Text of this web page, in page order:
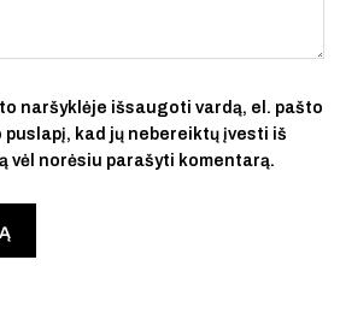
naršyklėje išsaugoti vardą, el. pašto
kad jų nebereiktų įvesti iš
vėl norėsiu parašyti komentarą.